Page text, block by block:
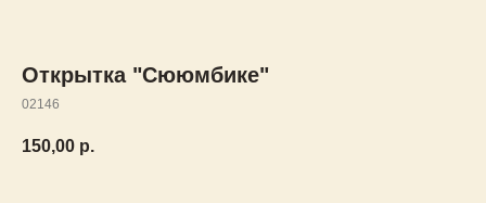
Открытка "Сююмбике"
02146
150,00 р.